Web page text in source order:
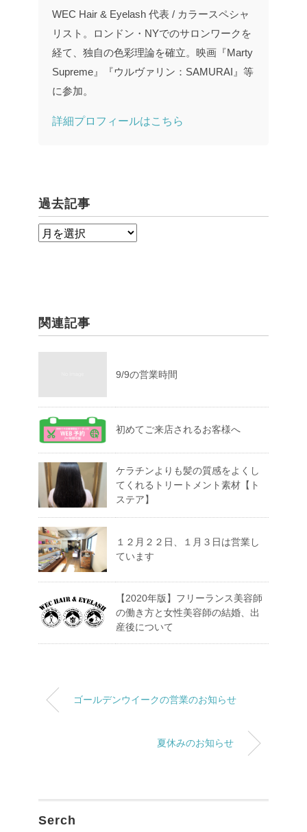
WEC Hair & Eyelash 代表 / カラースペシャ
リスト。ロンドン・NYでのサロンワークを
経て、独自の色彩理論を確立。映画『Marty
Supreme』『ウルヴァリン：SAMURAI』等
に参加。
詳細プロフィールはこちら
過去記事
過
関連記事
9/9の営業時間
初めてご来店されるお客様へ
ケラチンよりも髪の質感をよくし
てくれるトリートメント素材【ト
ステア】
１２月２２日、１月３日は営業し
ています
【2020年版】フリーランス美容師
の働き方と女性美容師の結婚、出
産後について
ゴールデンウイークの営業のお知らせ
夏休みのお知らせ
Serch